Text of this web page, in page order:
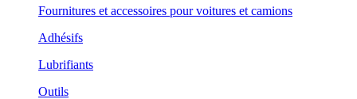
Fournitures et accessoires pour voitures et camions
Adhésifs
Lubrifiants
Outils